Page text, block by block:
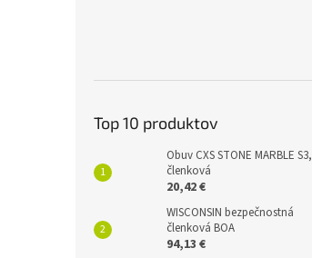
Top 10 produktov
Obuv CXS STONE MARBLE S3,
členková
20,42 €
WISCONSIN bezpečnostná
členková BOA
94,13 €